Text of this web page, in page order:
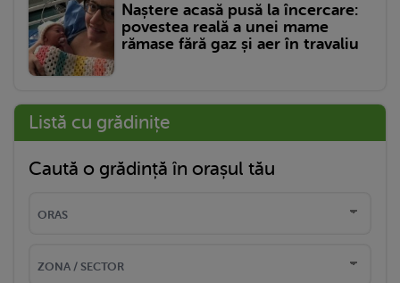
Naștere acasă pusă la încercare:
povestea reală a unei mame
rămase fără gaz și aer în travaliu
Listă cu grădinițe
Caută o grădință în orașul tău